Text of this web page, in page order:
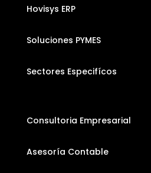
Hovisys ERP
Soluciones PYMES
Sectores Especifícos
Consultoria Empresarial
Asesoría Contable